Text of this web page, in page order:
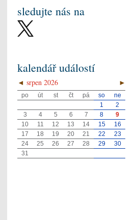
sledujte nás na
kalendář událostí
◄ ►
srpen 2026
po út st čt pá so
ne
1
2
3
4 5 6 7 8
9
10
11 12 13 14 15
16
17
18 19 20 21 22
23
24
25 26 27 28 29
30
31